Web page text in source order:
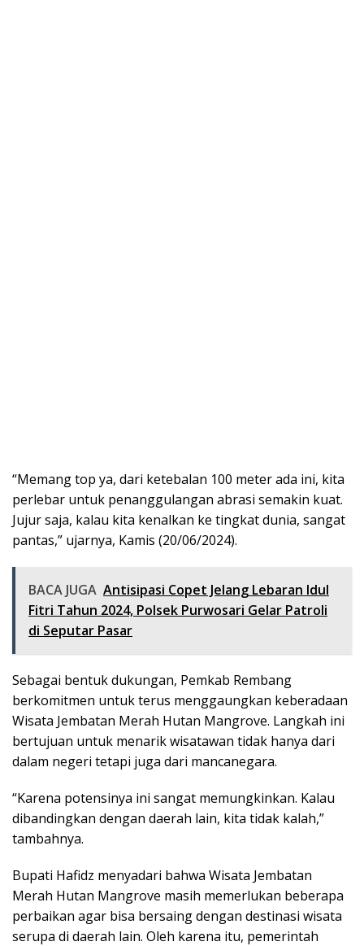
“Memang top ya, dari ketebalan 100 meter ada ini, kita
perlebar untuk penanggulangan abrasi semakin kuat.
Jujur saja, kalau kita kenalkan ke tingkat dunia, sangat
pantas,” ujarnya, Kamis (20/06/2024).
BACA JUGA Antisipasi Copet Jelang Lebaran Idul
Fitri Tahun 2024, Polsek Purwosari Gelar Patroli
di Seputar Pasar
Sebagai bentuk dukungan, Pemkab Rembang
berkomitmen untuk terus menggaungkan keberadaan
Wisata Jembatan Merah Hutan Mangrove. Langkah ini
bertujuan untuk menarik wisatawan tidak hanya dari
dalam negeri tetapi juga dari mancanegara.
“Karena potensinya ini sangat memungkinkan. Kalau
dibandingkan dengan daerah lain, kita tidak kalah,”
tambahnya.
Bupati Hafidz menyadari bahwa Wisata Jembatan
Merah Hutan Mangrove masih memerlukan beberapa
perbaikan agar bisa bersaing dengan destinasi wisata
serupa di daerah lain. Oleh karena itu, pemerintah